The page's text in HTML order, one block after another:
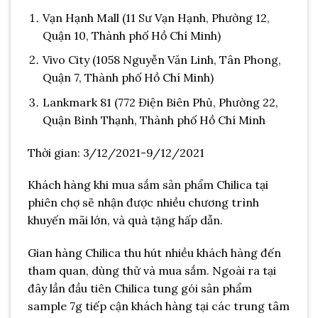
Vạn Hạnh Mall (11 Sư Vạn Hạnh, Phường 12,
Quận 10, Thành phố Hồ Chí Minh)
Vivo City (1058 Nguyễn Văn Linh, Tân Phong,
Quận 7, Thành phố Hồ Chí Minh)
Lankmark 81 (772 Điện Biên Phủ, Phường 22,
Quận Bình Thạnh, Thành phố Hồ Chí Minh
Thời gian: 3/12/2021-9/12/2021
Khách hàng khi mua sắm sản phẩm Chilica tại
phiên chợ sẽ nhận được nhiều chương trình
khuyến mãi lớn, và quà tặng hấp dẫn.
Gian hàng Chilica thu hút nhiều khách hàng đến
tham quan, dùng thử và mua sắm. Ngoài ra tại
đây lần đầu tiên Chilica tung gói sản phẩm
sample 7g tiếp cận khách hàng tại các trung tâm